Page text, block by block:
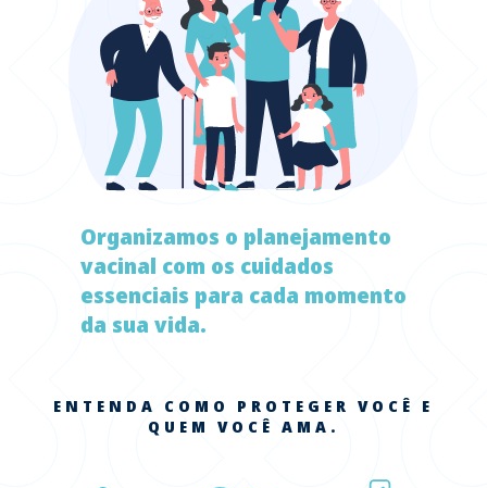
Organizamos o planejamento
vacinal com os cuidados
essenciais para cada momento
da sua vida.
ENTENDA COMO PROTEGER VOCÊ E
QUEM VOCÊ AMA.